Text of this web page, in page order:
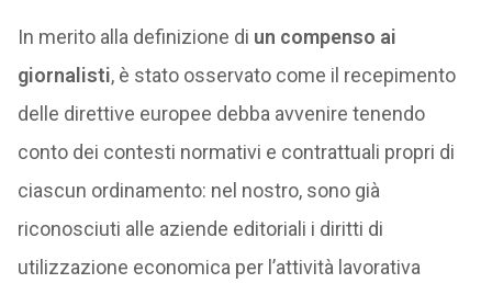
In merito alla definizione di un compenso ai
giornalisti, è stato osservato come il recepimento
delle direttive europee debba avvenire tenendo
conto dei contesti normativi e contrattuali propri di
ciascun ordinamento: nel nostro, sono già
riconosciuti alle aziende editoriali i diritti di
utilizzazione economica per l’attività lavorativa